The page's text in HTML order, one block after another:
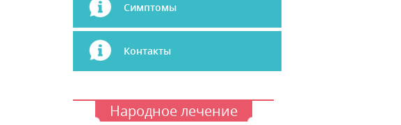
Симптомы
Контакты
Народное лечение